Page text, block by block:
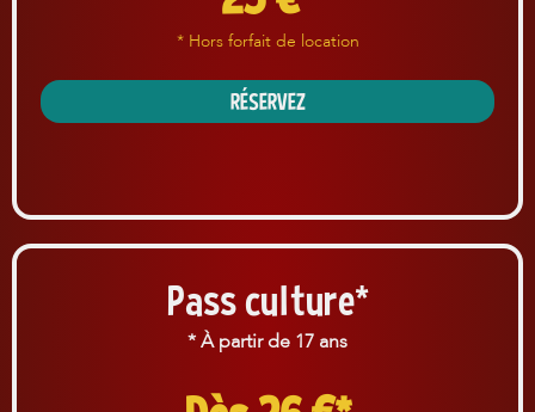
* Hors forfait de location
RÉSERVEZ
Pass culture*
* À partir de 17 ans